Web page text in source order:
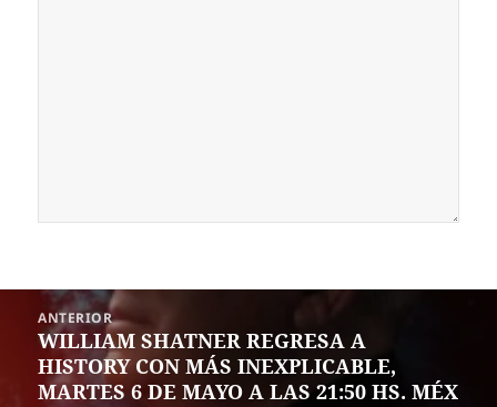
Navegación
entradas
ANTERIOR
Entrada
anterior:
WILLIAM SHATNER REGRESA A
HISTORY CON MÁS INEXPLICABLE,
MARTES 6 DE MAYO A LAS 21:50 HS. MÉX